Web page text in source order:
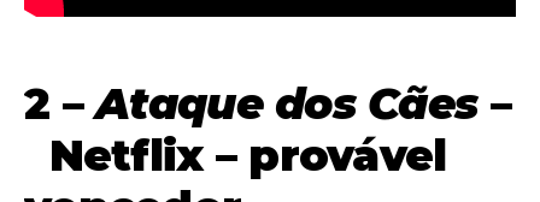
2 –Ataque dos Cães–
Netflix – provável